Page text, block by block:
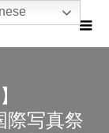
際写真祭